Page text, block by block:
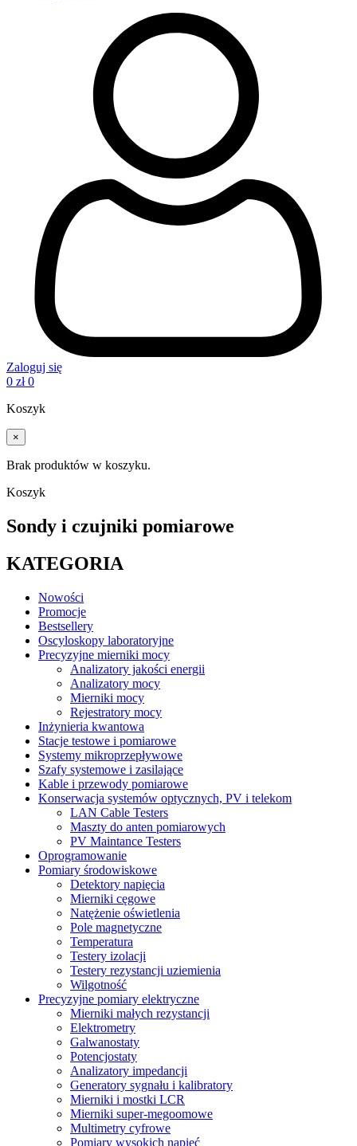
Zaloguj się
0 zł 0
Koszyk
×
Brak produktów w koszyku.
Koszyk
Sondy i czujniki pomiarowe
KATEGORIA
Nowości
Promocje
Bestsellery
Oscyloskopy laboratoryjne
Precyzyjne mierniki mocy
Analizatory jakości energii
Analizatory mocy
Mierniki mocy
Rejestratory mocy
Inżynieria kwantowa
Stacje testowe i pomiarowe
Systemy mikroprzepływowe
Szafy systemowe i zasilające
Kable i przewody pomiarowe
Konserwacja systemów optycznych, PV i telekom
LAN Cable Testers
Maszty do anten pomiarowych
PV Maintance Testers
Oprogramowanie
Pomiary środowiskowe
Detektory napięcia
Mierniki cęgowe
Natężenie oświetlenia
Pole magnetyczne
Temperatura
Testery izolacji
Testery rezystancji uziemienia
Wilgotność
Precyzyjne pomiary elektryczne
Mierniki małych rezystancji
Elektrometry
Galwanostaty
Potencjostaty
Analizatory impedancji
Generatory sygnału i kalibratory
Mierniki i mostki LCR
Mierniki super-megoomowe
Multimetry cyfrowe
Pomiary wysokich napięć